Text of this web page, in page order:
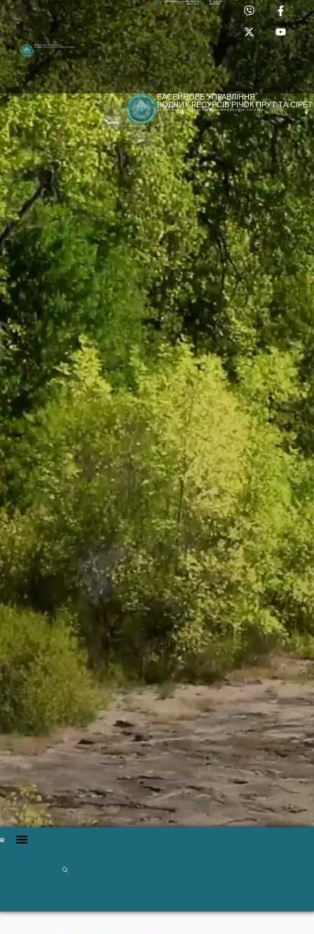
[newyear_garland]
Басейнове управління
водних ресурсів річок Прут та Сірет
Лабораторія:
(0372) 53-92-00
dpbuvr@dpbuvr.gov.uaПриймальня:
(0372) 51-14-56
БАСЕЙНОВЕ УПРАВЛІННЯ
ВОДНИХ РЕСУРСІВ РІЧОК ПРУТ ТА СІРЕТ
ДЕРЖАВНЕ АГЕНТСТВО ВОДНИХ РЕСУРСІВ УКРАЇНИ